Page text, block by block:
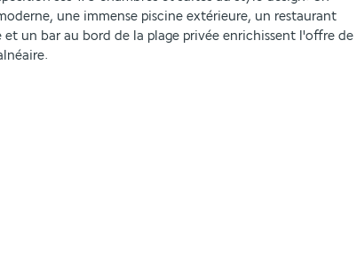
une immense piscine extérieure, un restaurant
un bar au bord de la plage privée enrichissent l'offre de